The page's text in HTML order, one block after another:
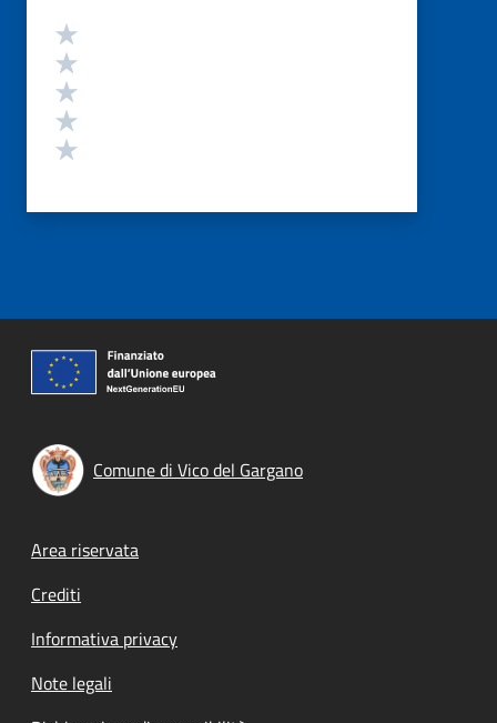
Valutazione
Comune di Vico del Gargano
Footer menu
Area riservata
Crediti
Informativa privacy
Note legali